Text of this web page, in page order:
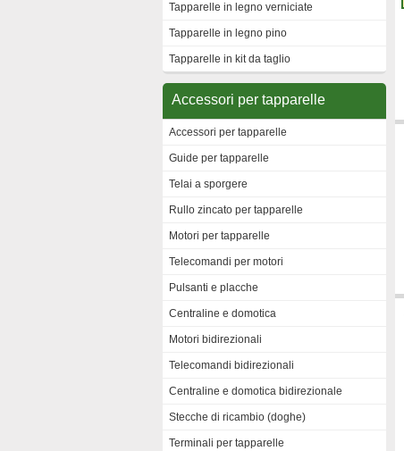
Tapparelle in legno verniciate
Tapparelle in legno pino
Tapparelle in kit da taglio
Accessori per tapparelle
Accessori per tapparelle
Guide per tapparelle
Telai a sporgere
Rullo zincato per tapparelle
Motori per tapparelle
Telecomandi per motori
Pulsanti e placche
Centraline e domotica
Motori bidirezionali
Telecomandi bidirezionali
Centraline e domotica bidirezionale
Stecche di ricambio (doghe)
Terminali per tapparelle